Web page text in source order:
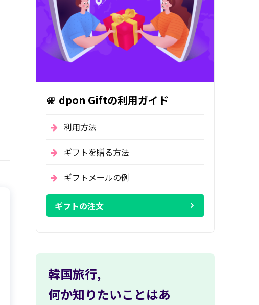
dpon Giftの利用ガイド
利用方法
ギフトを贈る方法
ギフトメールの例
ギフトの注文
韓国旅行,
何か知りたいことはあ